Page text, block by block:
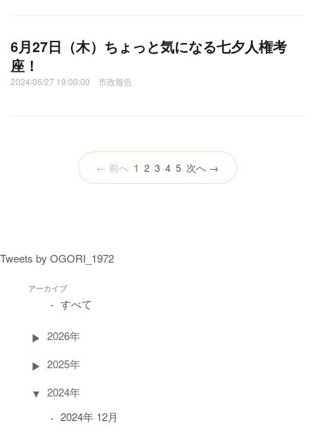
Tweets by OGORI_1972
アーカイブ
すべて
2026年
2025年
2024年
2024年 12月
6月27日（木）ちょっと気になる七夕人権考
座！
2024/06/27 19:00:00 市政報告
← 前へ 1 （こ
の
2 3 4 5 次へ →